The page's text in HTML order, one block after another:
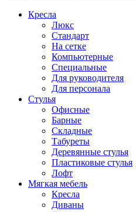
Кресла
Люкс
Стандарт
На сетке
Компьютерные
Специальные
Для руководителя
Для персонала
Стулья
Офисные
Барные
Складные
Табуреты
Деревянные стулья
Пластиковые стулья
Лофт
Мягкая мебель
Кресла
Диваны